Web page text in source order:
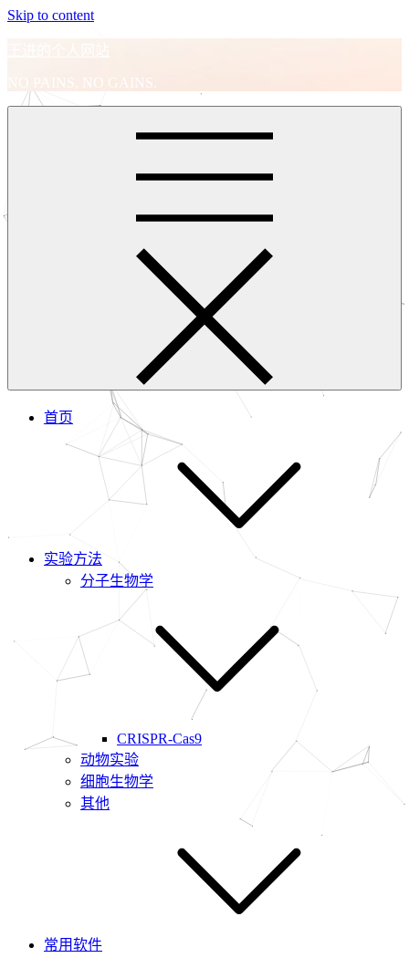
Skip to content
王进的个人网站
NO PAINS, NO GAINS.
首页
实验方法
分子生物学
CRISPR-Cas9
动物实验
细胞生物学
其他
常用软件